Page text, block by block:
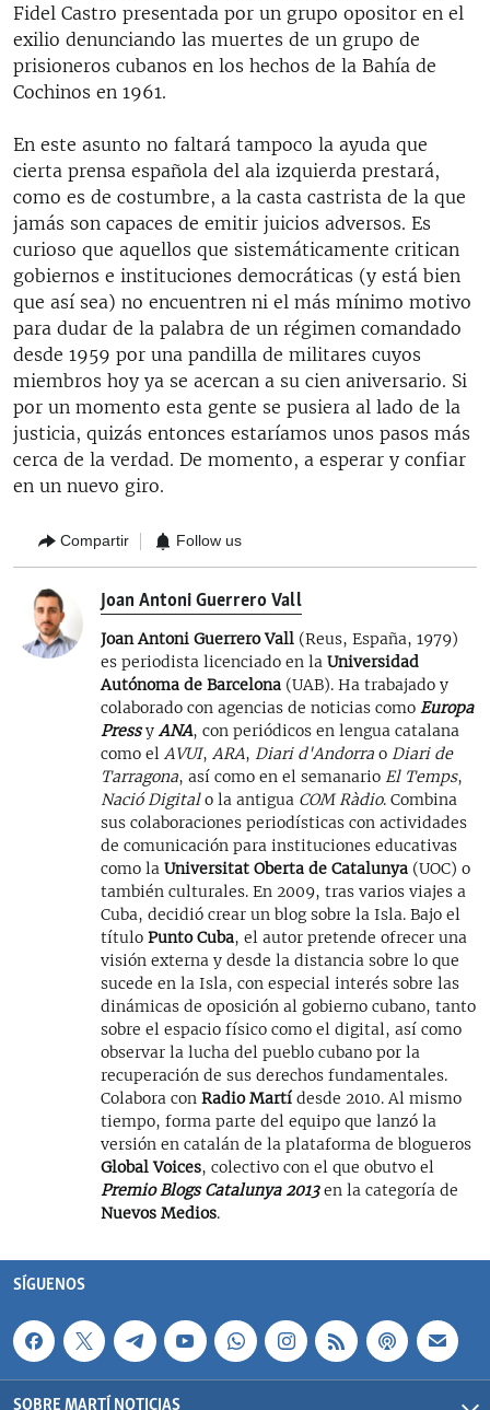
Fidel Castro presentada por un grupo opositor en el
exilio denunciando las muertes de un grupo de
prisioneros cubanos en los hechos de la Bahía de
Cochinos en 1961.
En este asunto no faltará tampoco la ayuda que
cierta prensa española del ala izquierda prestará,
como es de costumbre, a la casta castrista de la que
jamás son capaces de emitir juicios adversos. Es
curioso que aquellos que sistemáticamente critican
gobiernos e instituciones democráticas (y está bien
que así sea) no encuentren ni el más mínimo motivo
para dudar de la palabra de un régimen comandado
desde 1959 por una pandilla de militares cuyos
miembros hoy ya se acercan a su cien aniversario. Si
por un momento esta gente se pusiera al lado de la
justicia, quizás entonces estaríamos unos pasos más
cerca de la verdad. De momento, a esperar y confiar
en un nuevo giro.
Compartir Follow us
Joan Antoni Guerrero Vall
Joan Antoni Guerrero Vall (Reus, España, 1979)
es periodista licenciado en la Universidad
Autónoma de Barcelona (UAB). Ha trabajado y
colaborado con agencias de noticias como Europa
Pressy ANA, con periódicos en lengua catalana
como el AVUI, ARA, Diari d'Andorra o Diari de
Tarragona, así como en el semanario El Temps,
Nació Digitalo la antigua COM Ràdio. Combina
sus colaboraciones periodísticas con actividades
de comunicación para instituciones educativas
como la Universitat Oberta de Catalunya (UOC) o
también culturales. En 2009, tras varios viajes a
Cuba, decidió crear un blog sobre la Isla. Bajo el
título Punto Cuba, el autor pretende ofrecer una
visión externa y desde la distancia sobre lo que
sucede en la Isla, con especial interés sobre las
dinámicas de oposición al gobierno cubano, tanto
sobre el espacio físico como el digital, así como
observar la lucha del pueblo cubano por la
recuperación de sus derechos fundamentales.
Colabora con Radio Martí desde 2010. Al mismo
tiempo, forma parte del equipo que lanzó la
versión en catalán de la plataforma de blogueros
Global Voices, colectivo con el que obutvo el
Premio Blogs Catalunya 2013en la categoría de
Nuevos Medios.
SÍGUENOS
SOBRE MARTÍ NOTICIAS